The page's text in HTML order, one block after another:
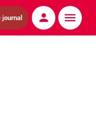
journal